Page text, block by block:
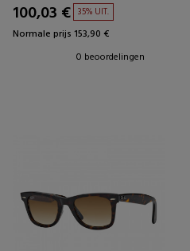
100,03 € 35% UIT.
Normale prijs 153,90 €
0 beoordelingen